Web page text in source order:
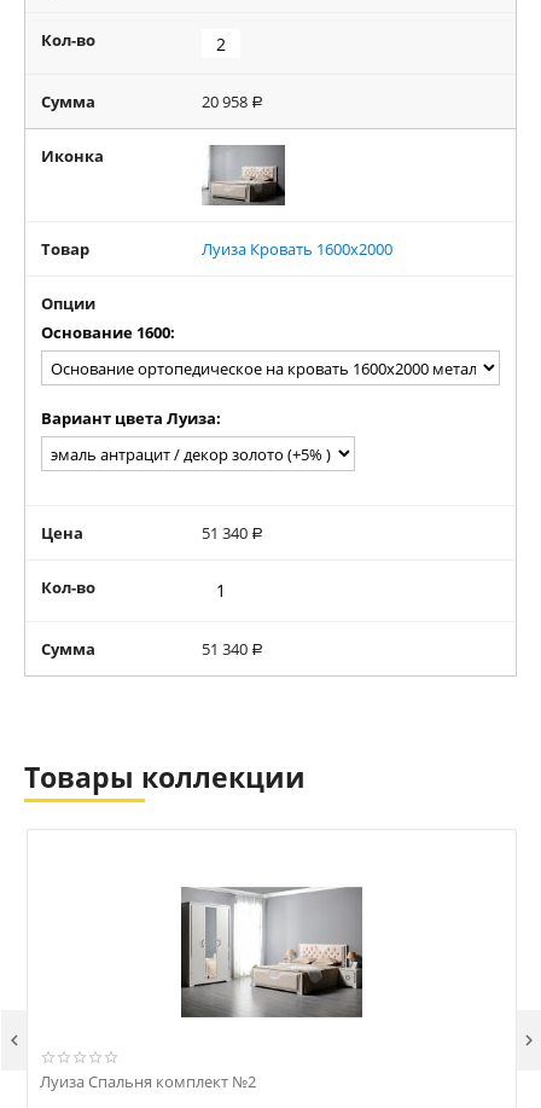
Кол-во
Сумма 20 958 Р
Иконка
Товар Луиза Кровать 1600x2000
Опции
Основание 1600:
Вариант цвета Луиза:
Цена 51 340 Р
Кол-во
Сумма 51 340 Р
Товары коллекции
Луиза Спальня комплект №2
 